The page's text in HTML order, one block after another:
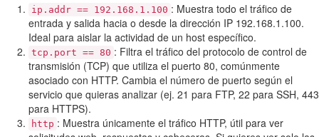
ip.addr == 192.168.1.100 : Muestra todo el tráfico de
entrada y salida hacia o desde la dirección IP 192.168.1.100.
Ideal para aislar la actividad de un host específico.
tcp.port == 80 : Filtra el tráfico del protocolo de control de
transmisión (TCP) que utiliza el puerto 80, comúnmente
asociado con HTTP. Cambia el número de puerto según el
servicio que quieras analizar (ej. 21 para FTP, 22 para SSH, 443
para HTTPS).
http : Muestra únicamente el tráfico HTTP, útil para ver